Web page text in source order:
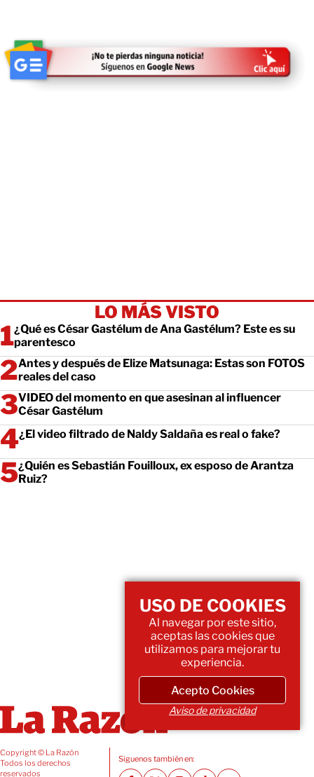
LO MÁS VISTO
¿Qué es César Gastélum de Ana Gastélum? Este es su
parentesco
Antes y después de Elize Matsunaga: Estas son FOTOS
reales del caso
VIDEO del momento en que asesinan al influencer
César Gastélum
¿El video filtrado de Naldy Saldaña es real o fake?
¿Quién es Sebastián Fouilloux, ex esposo de Arantza
Ruiz?
Copyright © La Razón
Todos los derechos
reservados
Siguenos también en:
USO DE COOKIES
Al navegar por este sitio,
aceptas las cookies que
utilizamos para mejorar tu
experiencia.
Acepto Cookies
Aviso de privacidad